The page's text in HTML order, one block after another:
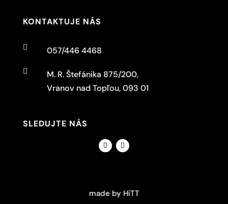
KONTAKTUJE NÁS
 057/446 4468

M. R. Štefánika 875/200,
Vranov nad Topľou, 093 01
SLEDUJTE NÁS
made by HiTT